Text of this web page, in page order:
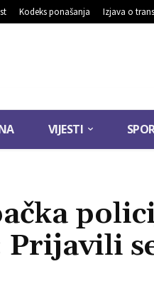
Kodeks ponašanja Izjava o
VIJESTI
Prijavili